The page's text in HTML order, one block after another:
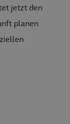
jetzt den
planen